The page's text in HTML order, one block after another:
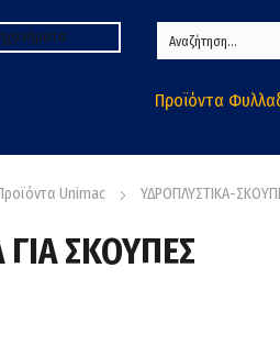
Προϊόντα
Unimac ΥΔΡΟΠΛΥΣΤΙΚΑ-
ΓΙΑ ΣΚΟΥΠΕΣ